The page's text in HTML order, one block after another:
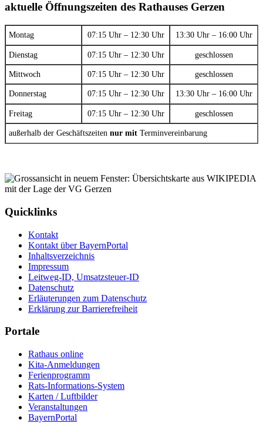
aktuelle Öffnungszeiten des Rathauses Gerzen
Montag 07:15 Uhr – 12:30 Uhr 13:30 Uhr – 16:00 Uhr
Dienstag 07:15 Uhr – 12:30 Uhr geschlossen
Mittwoch 07:15 Uhr – 12:30 Uhr geschlossen
Donnerstag 07:15 Uhr – 12:30 Uhr 13:30 Uhr – 16:00 Uhr
Freitag 07:15 Uhr – 12:30 Uhr geschlossen
außerhalb der Geschäftszeiten nur mit Terminvereinbarung
Quicklinks
Kontakt
Kontakt über BayernPortal
Inhaltsverzeichnis
Impressum
Leitweg-ID, Umsatzsteuer-ID
Datenschutz
Erläuterungen zum Datenschutz
Erklärung zur Barrierefreiheit
Portale
Rathaus online
Kita-Anmeldungen
Ferienprogramm
Rats-Informations-System
Karten / Luftbilder
Veranstaltungen
BayernPortal